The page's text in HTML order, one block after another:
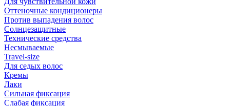
Оттеночные кондиционеры
Против выпадения волос
Солнцезащитные
Технические средства
Несмываемые
Travel-size
Для седых волос
Кремы
Лаки
Сильная фиксация
Слабая фиксация